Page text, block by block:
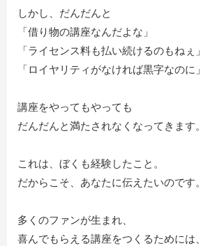
しかし、だんだんと
「借り物の講座なんだよな」
「ライセンス料も払い続けるのもねぇ」
「ロイヤリティがなければ黒字なのに」
講座をやってもやっても
だんだんと満たされなくなってきます。
これは、ぼくも経験したこと。
だからこそ、あなたに伝えたいのです。
多くのファンが生まれ、
喜んでもらえる講座をつくるためには、